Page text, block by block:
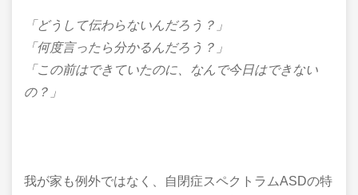
「どうして伝わらないんだろう？」
「何度言ったら分かるんだろう？」
「この前はできていたのに、なんで今日はできない
の？」
我が家も例外ではなく、自閉症スペクトラムASDの特